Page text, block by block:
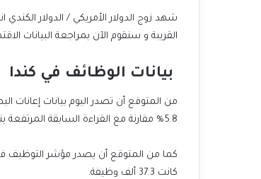
شهد زوج الدولار الأمريكي / الدولار
القريبة و سنقوم الآن بمراجعة البيانات
بيانات الوظائف في كندا
من المتوقع أن تصدر اليوم بيانات إعانات
5.8% مقارنة مع القراءة السابقة المرتفعة بنسبة 5.7%.
كانت 37.3 ألف وظيفة.